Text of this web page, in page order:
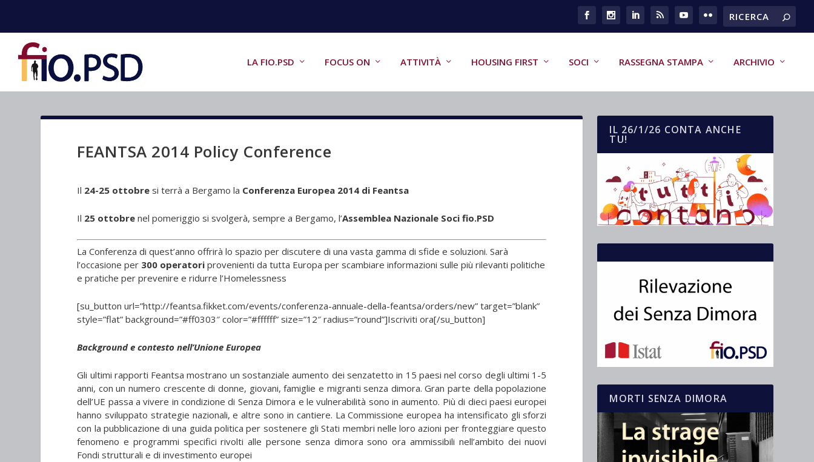
LA FIO.PSD FOCUS ON ATTIVITÀ HOUSING FIRST SOCI RASSEGNA STAMPA ARCHIVIO
FEANTSA 2014 Policy Conference
Il 24-25 ottobre si terrà a Bergamo la Conferenza Europea 2014 di Feantsa
Il 25 ottobre nel pomeriggio si svolgerà, sempre a Bergamo, l’Assemblea Nazionale Soci fio.PSD
La Conferenza di quest’anno offrirà lo spazio per discutere di una vasta gamma di sfide e soluzioni. Sarà
l’occasione per 300 operatori provenienti da tutta Europa per scambiare informazioni sulle più rilevanti politiche
e pratiche per prevenire e ridurre l’Homelessness
[su_button url=”http://feantsa.fikket.com/events/conferenza-annuale-della-feantsa/orders/new” target=”blank”
style=”flat” background=”#ff0303″ color=”#ffffff” size=”12″ radius=”round”]Iscriviti ora[/su_button]
Background e contesto nell’Unione Europea
Gli ultimi rapporti Feantsa mostrano un sostanziale aumento dei senzatetto in 15 paesi nel corso degli ultimi 1-5
anni, con un numero crescente di donne, giovani, famiglie e migranti senza dimora. Gran parte della popolazione
dell’UE passa a vivere in condizione di Senza Dimora e le vulnerabilità sono in aumento. Più di dieci paesi europei
hanno sviluppato strategie nazionali, e altre sono in cantiere. La Commissione europea ha intensificato gli sforzi
con la pubblicazione di una guida politica per sostenere gli Stati membri nelle loro azioni per fronteggiare questo
fenomeno e programmi specifici rivolti alle persone senza dimora sono ora ammissibili nell’ambito dei nuovi
Fondi strutturali e di investimento europei
IL 26/1/26 CONTA ANCHE
TU!
MORTI SENZA DIMORA